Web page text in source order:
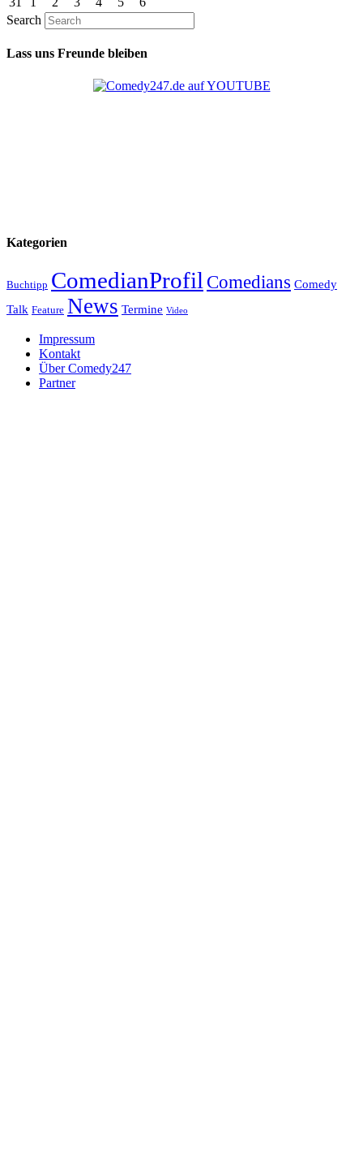
Search
Lass uns Freunde bleiben
Kategorien
Buchtipp ComedianProfil Comedians Comedy
Talk Feature News Termine Video
Impressum
Kontakt
Über Comedy247
Partner